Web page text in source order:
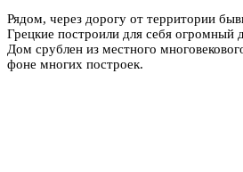
Рядом, через дорогу от территории
Грецкие построили для себя огромный
Дом срублен из местного
фоне многих построек.